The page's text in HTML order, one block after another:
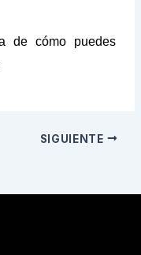
de cómo puedes
SIGUIENTE